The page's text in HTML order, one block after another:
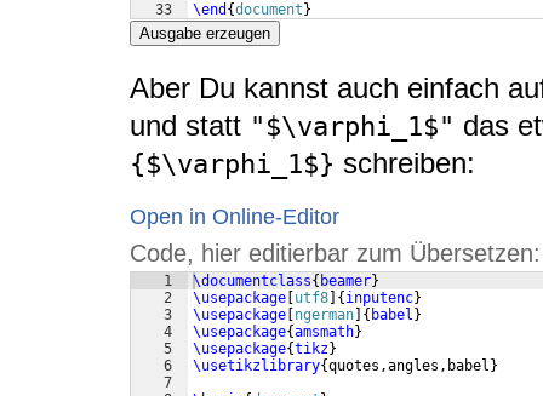
33
\end {document }
Ausgabe erzeugen
Aber Du kannst auch einfach
und statt "$\varphi_1$" das
{$\varphi_1$} schreiben:
Open in Online-Editor
Code, hier editierbar zum Übersetzen:
1
2
3
4
5
6
7
\documentclass{ beamer}
\usepackage utf8 { inputenc}
\usepackage ngerman { babel }
\usepackage{amsmath}
\usepackage{tikz}
\usetikzlibrary{quotes,angles,babel }